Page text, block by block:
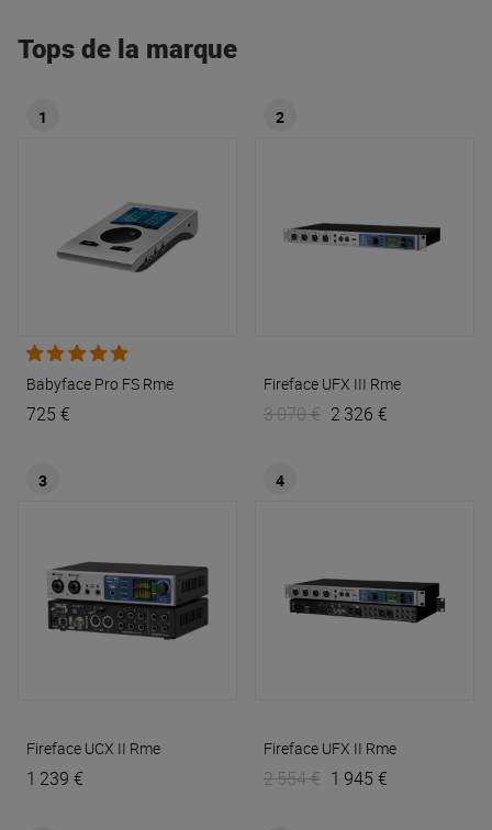
Tops de la marque
1
Babyface Pro FS Rme
725 €
2
Fireface UFX III Rme
3 070 € 2 326 €
3
Fireface UCX II Rme
1 239 €
4
Fireface UFX II Rme
2 554 € 1 945 €